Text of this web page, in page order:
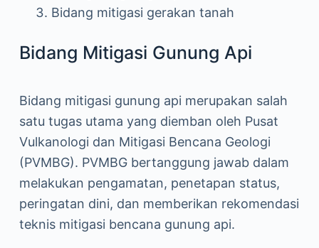
Bidang mitigasi gerakan tanah
Bidang Mitigasi Gunung Api
Bidang mitigasi gunung api merupakan salah
satu tugas utama yang diemban oleh Pusat
Vulkanologi dan Mitigasi Bencana Geologi
(PVMBG). PVMBG bertanggung jawab dalam
melakukan pengamatan, penetapan status,
peringatan dini, dan memberikan rekomendasi
teknis mitigasi bencana gunung api.